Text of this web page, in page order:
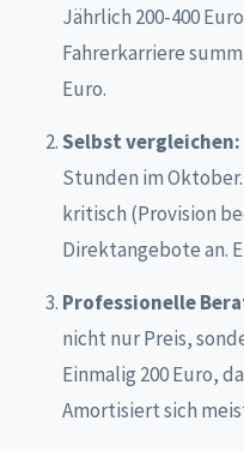
Jährlich 200-400
Fahrerkarriere
Euro.
Selbst vergleichen:
Stunden im
kritisch (Provision
Direktangebote an.
Professionelle
nicht nur Preis,
Einmalig 200 Euro,
Amortisiert sich